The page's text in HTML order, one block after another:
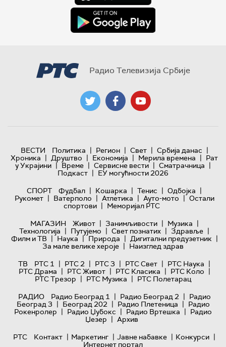
Радио Телевизија Србије
ВЕСТИ Политика | Регион | Свет | Србија данас |
Хроника | Друштво | Економија | Мерила времена | Рат
у Украјини | Време | Сервисне вести | Сматрачница |
Подкаст | ЕУ могућности 2026
СПОРТ
Фудбал | Кошарка | Тенис | Одбојка |
Рукомет | Ватерполо | Атлетика | Ауто-мото | Остали
спортови | Меморијал РТС
МАГАЗИН
Живот | Занимљивости | Музика |
Технологијa | Путујемо | Свет познатих | Здравље |
Филм и ТВ | Наука | Природа | Дигитални предузетник |
За мале велике хероје | Наизглед здрав
ТВ
РТС 1 | РТС 2 | РТС 3 | РТС Свет | РТС Наука |
РТС Драма | РТС Живот | РТС Класика | РТС Коло |
РТС Трезор | РТС Музика | РТС Полетарац
РАДИО
Радио Београд 1 | Радио Београд 2 | Радио
Београд 3 | Београд 202 | Радио Плетеница | Радио
Рокенролер | Радио Џубокс | Радио Вртешка | Радио
Џезер | Архив
РТС
Контакт | Маркетинг | Јавне набавке | Конкурси |
Интернет портал